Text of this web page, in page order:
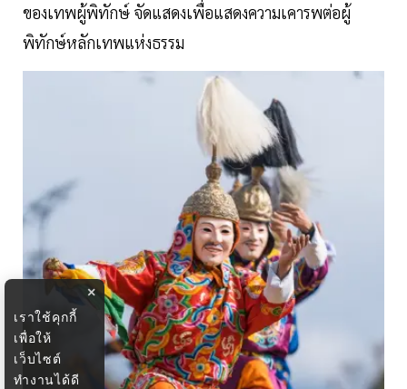
ของเทพผู้พิทักษ์ จัดแสดงเพื่อแสดงความเคารพต่อผู้
พิทักษ์หลักเทพแห่งธรรม
×
เราใช้คุกกี้
เพื่อให้
เว็บไซต์
ทำงานได้ดี